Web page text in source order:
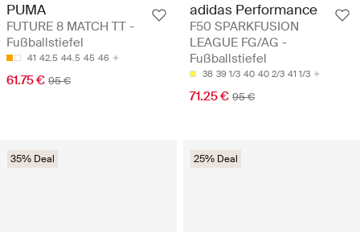
PUMA
FUTURE 8 MATCH TT -
Fußballstiefel
41 42.5 44.5 45 46
61.75 € 95 €
adidas Performance
F50 SPARKFUSION
LEAGUE FG/AG -
Fußballstiefel
38 39 1/3 40 40 2/3 41 1/3
71.25 € 95 €
35% Deal 25% Deal